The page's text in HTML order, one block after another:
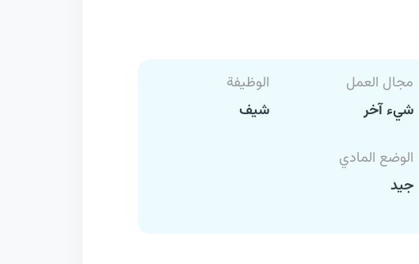
مجال العمل
شيء آخر
الوظيفة
شيف
الوضع المادي
جيد